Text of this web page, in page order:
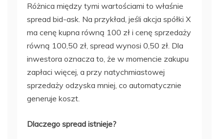
Różnica między tymi wartościami to właśnie
spread bid-ask. Na przykład, jeśli akcja spółki X
ma cenę kupna równą 100 zł i cenę sprzedaży
równą 100,50 zł, spread wynosi 0,50 zł. Dla
inwestora oznacza to, że w momencie zakupu
zapłaci więcej, a przy natychmiastowej
sprzedaży odzyska mniej, co automatycznie
generuje koszt.
Dlaczego spread istnieje?